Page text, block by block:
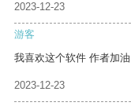
2023-12-23
游客
我喜欢这个软件 作者加油
2023-12-23